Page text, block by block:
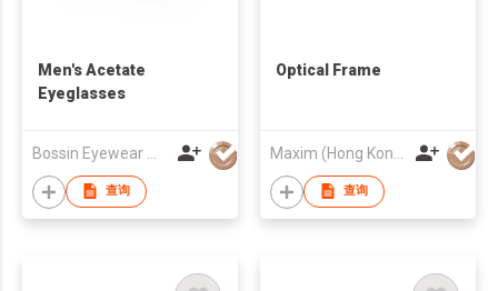
Men's Acetate
Eyeglasses
查询
Optical Frame
查询